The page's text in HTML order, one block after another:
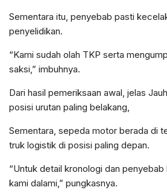
Sementara itu, penyebab pasti
penyelidikan.
“Kami sudah olah TKP serta
saksi,” imbuhnya.
Dari hasil pemeriksaan awal, jelas
posisi urutan paling belakang,
Sementara, sepeda motor berada di
truk logistik di posisi paling depan.
“Untuk detail kronologi dan
kami dalami,” pungkasnya.